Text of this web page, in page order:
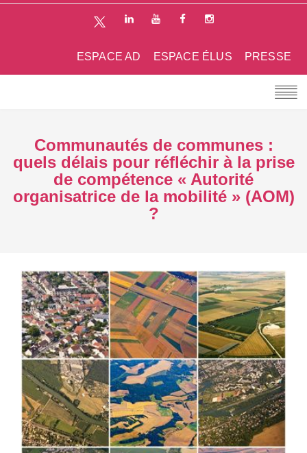
PRESSE
ESPACE ÉLUS
ESPACE AD
Communautés de communes :
quels délais pour réfléchir à la prise
de compétence « Autorité
organisatrice de la mobilité » (AOM)
?